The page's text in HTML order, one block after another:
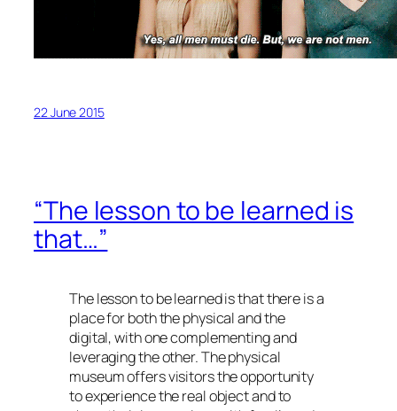
22 June 2015
“The lesson to be learned is
that…”
The lesson to be learned is that there is a
place for both the physical and the
digital, with one complementing and
leveraging the other. The physical
museum offers visitors the opportunity
to experience the real object and to